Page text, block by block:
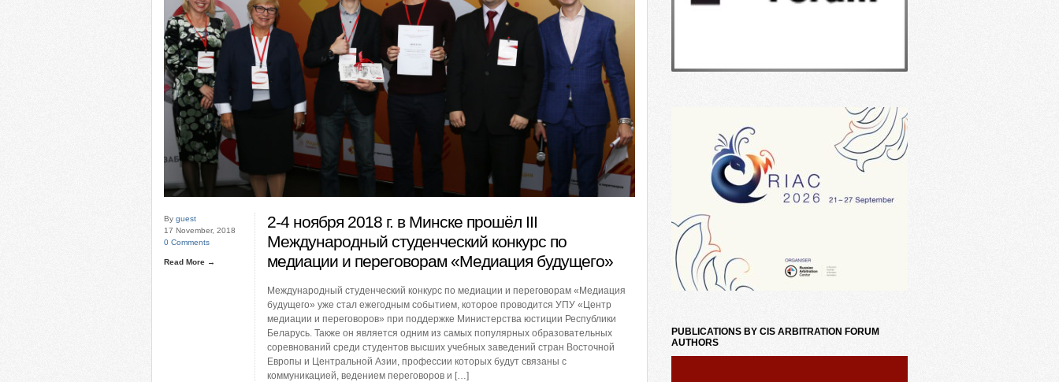
By guest
17 November, 2018
0 Comments
Read More →
2-4 ноября 2018 г. в Минске прошёл III
Международный студенческий конкурс по
медиации и переговорам «Медиация будущего»
Международный студенческий конкурс по медиации и переговорам «Медиация
будущего» уже стал ежегодным событием, которое проводится УПУ «Центр
медиации и переговоров» при поддержке Министерства юстиции Республики
Беларусь. Также он является одним из самых популярных образовательных
соревнований среди студентов высших учебных заведений стран Восточной
Европы и Центральной Азии, профессии которых будут связаны с
коммуникацией, ведением переговоров и […]
PUBLICATIONS BY CIS ARBITRATION FORUM
AUTHORS